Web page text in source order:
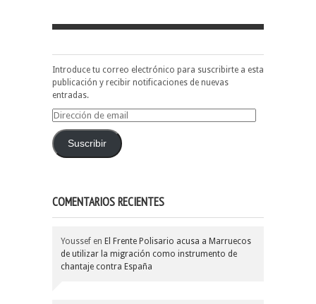
Introduce tu correo electrónico para suscribirte a esta
publicación y recibir notificaciones de nuevas
entradas.
Dirección
emailSuscribir
COMENTARIOS RECIENTES
Youssef en El Frente Polisario acusa a Marruecos
de utilizar la migración como instrumento de
chantaje contra España